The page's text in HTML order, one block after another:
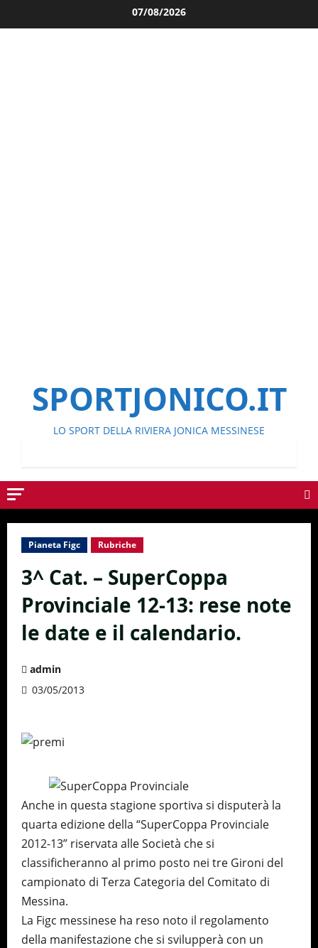
al
07/08/2026
SPORTJONICO.IT
LO SPORT DELLA RIVIERA JONICA MESSINESE
Pianeta Figc Rubriche
3^ Cat. – SuperCoppa
Provinciale 12-13: rese note
le date e il calendario.
admin
03/05/2013
Anche in questa stagione sportiva si disputerà la
quarta edizione della “SuperCoppa Provinciale
2012-13” riservata alle Società che si
classificheranno al primo posto nei tre Gironi del
campionato di Terza Categoria del Comitato di
Messina.
La Figc messinese ha reso noto il regolamento
della manifestazione che si svilupperà con un